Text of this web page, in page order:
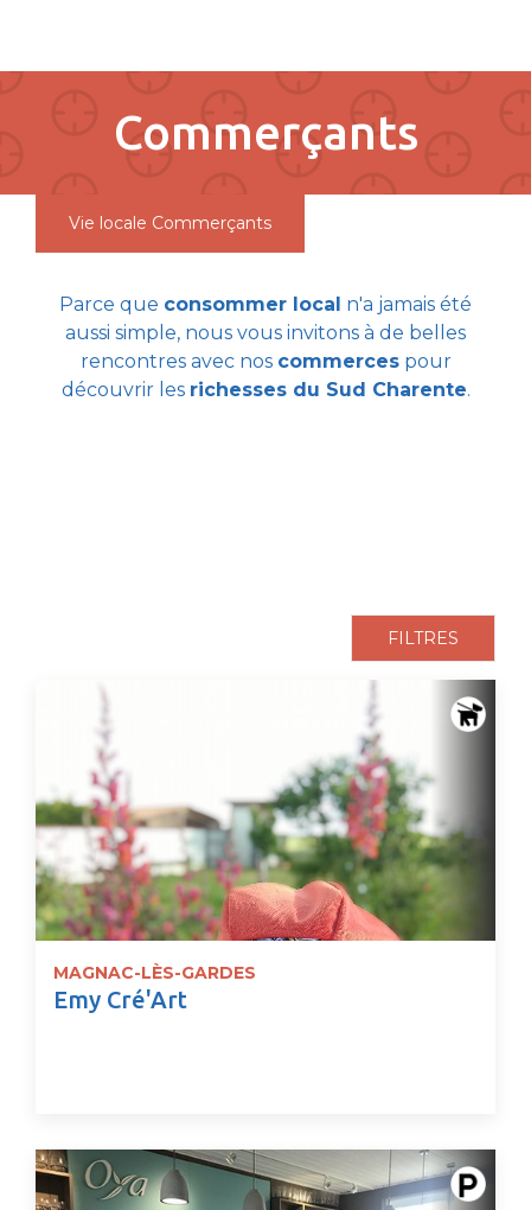
Commerçants
Vie locale Commerçants
Parce que consommer local n'a jamais été
aussi simple, nous vous invitons à de belles
rencontres avec nos commercespour
découvrir les richesses du Sud Charente.
FILTRES
MAGNAC-LÈS-GARDES
Emy Cré'Art